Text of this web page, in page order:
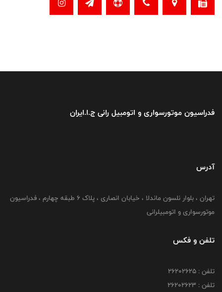
فدراسیون موتورسواری و اتومبیل رانی ج.ا.ایران
آدرس
تهران ، بلوار نلسون ماندلا ، خیابان انصاری ، پلاک ۶ طبقه چهارم ، فدراسیون
موتورسواری و اتومبیلرانی
تلفن و فکس
تلفن : ۲۶۲۰۲۶۲۵
تلفن : ۲۶۲۰۲۶۲۳